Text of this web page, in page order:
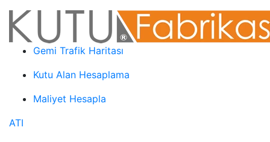
Gemi Trafik Haritası
Kutu Alan Hesaplama
Maliyet Hesapla
ATI